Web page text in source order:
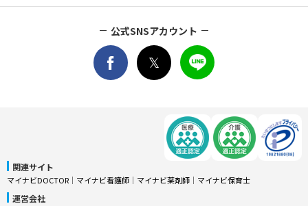
公式SNSアカウント
関連サイト
マイナビDOCTOR │ マイナビ看護師 │ マイナビ薬剤師 │ マイナビ保育士
運営会社